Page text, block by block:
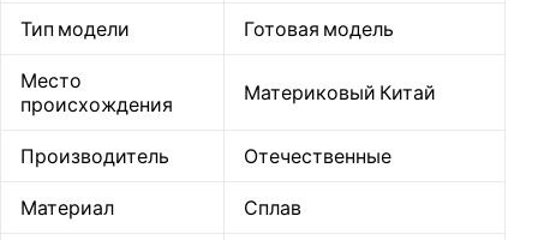
Тип модели Готовая модель
Место
происхождения
Материковый Китай
Производитель Отечественные
Материал Сплав